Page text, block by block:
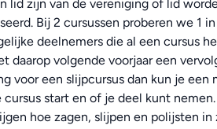
lid zijn van de vereniging of lid
Bij 2 cursussen proberen we 1
deelnemers die al een cursus
daarop volgende voorjaar een
voor een slijpcursus dan kun je een
start en of je deel kunt nemen.
hoe zagen, slijpen en polijsten